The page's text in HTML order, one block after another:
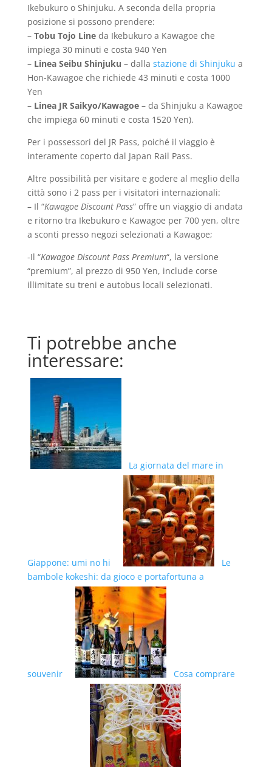
Ikebukuro o Shinjuku. A seconda della propria
posizione si possono prendere:
– Tobu Tojo Lineda Ikebukuro a Kawagoe che
impiega 30 minuti e costa 940 Yen
– Linea Seibu Shinjuku – dalla stazione di Shinjuku a
Hon-Kawagoe che richiede 43 minuti e costa 1000
Yen
– Linea JR Saikyo/Kawagoe– da Shinjuku a Kawagoe
che impiega 60 minuti e costa 1520 Yen).
Per i possessori del JR Pass, poiché il viaggio è
interamente coperto dal Japan Rail Pass.
Altre possibilità per visitare e godere al meglio della
città sono i 2 pass per i visitatori internazionali:
– Il “Kawagoe Discount Pass” offre un viaggio di andata
e ritorno tra Ikebukuro e Kawagoe per 700 yen, oltre
a sconti presso negozi selezionati a Kawagoe;
-Il “Kawagoe Discount Pass Premium“, la versione
“premium”, al prezzo di 950 Yen, include corse
illimitate su treni e autobus locali selezionati.
Ti potrebbe anche
interessare:
La giornata del mare in
Giappone: umi no hi
Le
bambole kokeshi: da gioco e portafortuna a
souvenir Cosa comprare